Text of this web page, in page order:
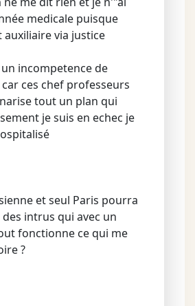
medicale puisque
via justice
incompetence de
ces chef professeurs
tout un plan qui
je suis en echec je
et seul Paris pourra
intrus qui avec un
fonctionne ce qui me
?